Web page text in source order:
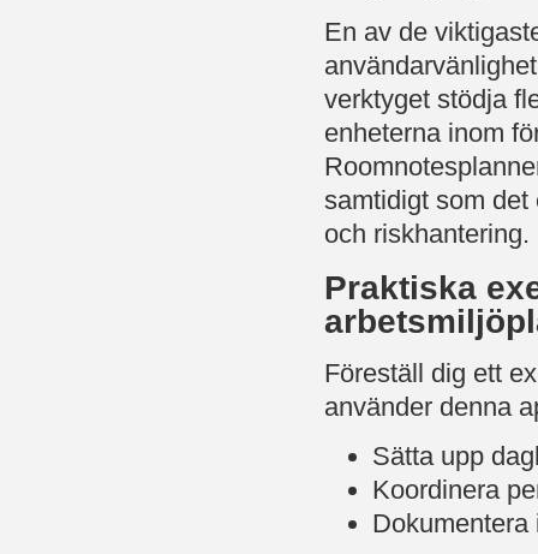
En av de
verktyget stödja
enheterna inom
samtidigt som det
och riskhantering.
Praktiska
Föreställ dig ett
använder denna
Sätta upp
Koordinera
Dokumentera